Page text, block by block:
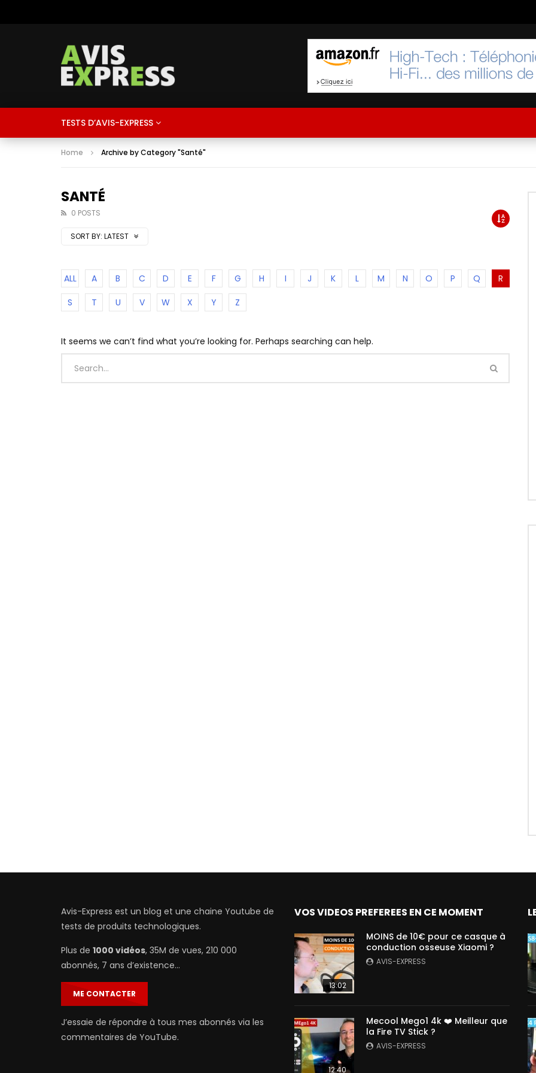
TESTS D’AVIS-EXPRESS
Home Archive by Category "Santé"
SANTÉ
0 POSTS
SORT BY: LATEST
ALL A B C D E F G H I J K L M N O P Q
R
S
T U V W X Y Z
It seems we can’t find what you’re looking for. Perhaps searching can help.
Avis-Express est un blog et une chaine Youtube de
tests de produits technologiques.
Plus de 1000 vidéos, 35M de vues, 210 000
abonnés, 7 ans d’existence…
ME CONTACTER
J’essaie de répondre à tous mes abonnés via les
commentaires de YouTube.
VOS VIDEOS PREFEREES EN CE MOMENT
13:02
MOINS de 10€ pour ce casque à
conduction osseuse Xiaomi ?
AVIS-EXPRESS
12:40
Mecool Mego1 4k ❤️ Meilleur que
la Fire TV Stick ?
AVIS-EXPRESS